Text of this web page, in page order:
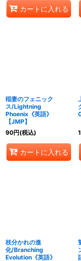
カートに入れる
稲妻のフェニック
ス/Lightning
Phoenix《英語》
【JMP】
90円(税込)
カートに入れる
枝分かれの進
化/Branching
Evolution《英語》